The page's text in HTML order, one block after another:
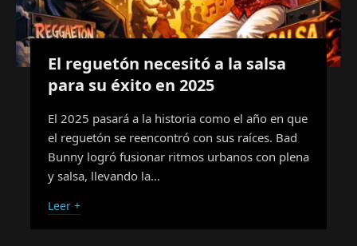
El reguetón necesitó a la salsa
para su éxito en 2025
El 2025 pasará a la historia como el año en que
el reguetón se reencontró con sus raíces. Bad
Bunny logró fusionar ritmos urbanos con plena
y salsa, llevando la…
Leer +